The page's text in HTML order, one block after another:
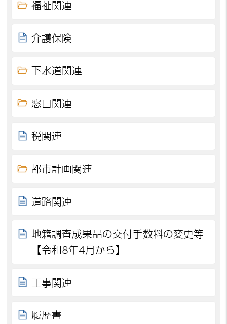
福祉関連
介護保険
下水道関連
窓口関連
税関連
都市計画関連
道路関連
地籍調査成果品の交付手数料の変更等
【令和8年4月から】
工事関連
履歴書